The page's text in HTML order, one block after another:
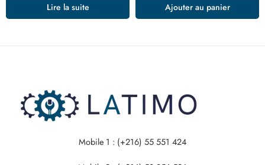
Lire la suite Ajouter au panier
Mobile 1 : (+216) 55 551 424